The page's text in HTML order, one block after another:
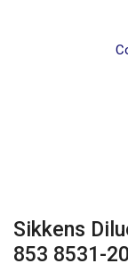
Sikkens
853 8531-